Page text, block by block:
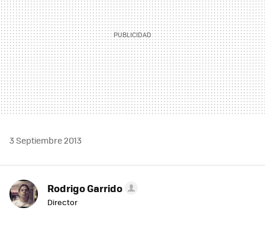
3 Septiembre 2013
Rodrigo Garrido
Director